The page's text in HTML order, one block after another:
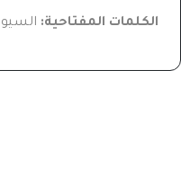
الكلمات المفتاحية: